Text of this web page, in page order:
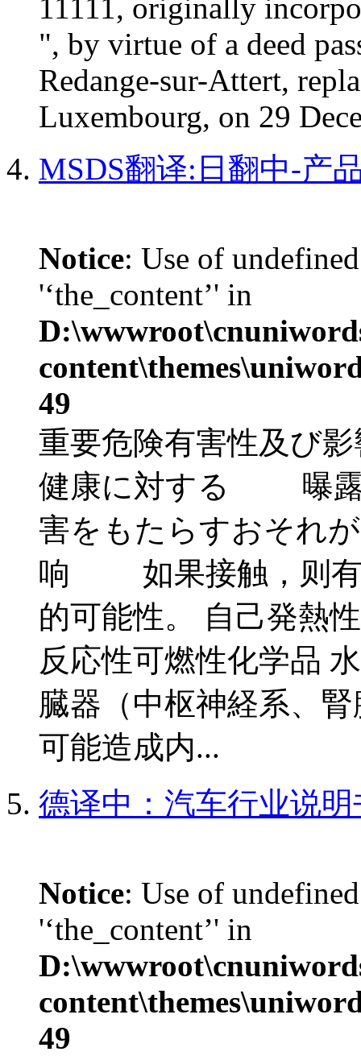
11111, originally
", by virtue of a deed
Redange-sur-Attert,
Luxembourg, on 29
MSDS翻译:日翻中-产
Notice: Use of
'‘the_content’' in
49
重要危険有害性及び
健康に対する 曝露
害をもたらすおそれ
响 如果接触，则有
的可能性。 自己発熱
反応性可燃性化学品
臓器（中枢神経系、
可能造成内...
德译中：汽车行业说
Notice: Use of
'‘the_content’' in
49